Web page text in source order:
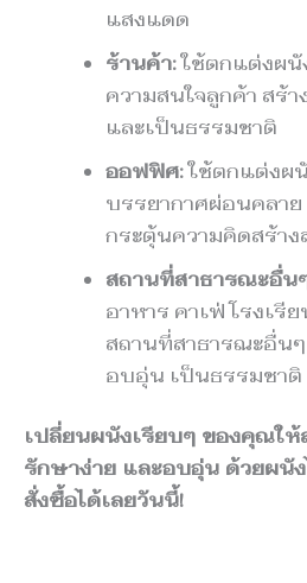
แสงแดด
ร้านค้า:ใช้ตกแต่งผนั
ความสนใจลูกค้า สร้
และเป็นธรรมชาติ
ออฟฟิศ:ใช้ตกแต่งผ
บรรยากาศผ่อนคลา
กระตุ้นความคิดสร้าง
สถานที่สาธารณะอื่น
อาหาร คาเฟ่ โรงเรี
สถานที่สาธารณะอื่น
อบอุ่น เป็นธรรมชาติ
เปลี่ยนผนังเรียบๆ ของคุณใ
รักษาง่าย และอบอุ่น ด้วยผนัง
สั่งซื้อได้เลยวันนี้!